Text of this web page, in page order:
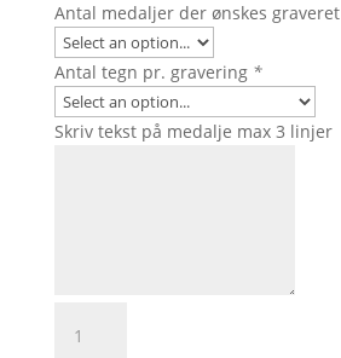
Antal medaljer der ønskes graveret
Antal tegn pr. gravering *
Skriv tekst på medalje max 3 linjer